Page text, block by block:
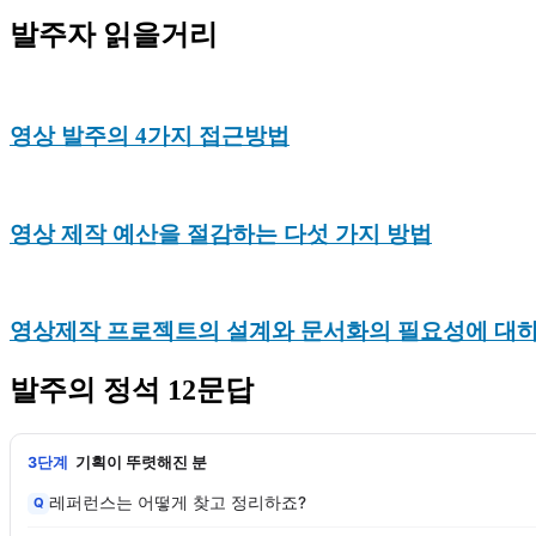
발주자 읽을거리
영상 발주의 4가지 접근방법
영상 제작 예산을 절감하는 다섯 가지 방법
영상제작 프로젝트의 설계와 문서화의 필요성에 대
발주의 정석 12문답
3단계 기획이 뚜렷해진 분
Q 레퍼런스는 어떻게 찾고 정리하죠?